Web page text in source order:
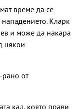
време да се
Кларк
и може да накара
някои
рано от
кал, която прави
намерени 460 000 евро
свети Емилиан,